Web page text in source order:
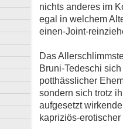
nichts anderes im
egal in welchem
einen-Joint-
Das
Bruni-Tedeschi
potthässlicher
sondern sich trotz
aufgesetzt
kapriziös-